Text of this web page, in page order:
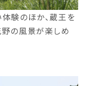
験のほか、蔵王を
の風景が楽しめ